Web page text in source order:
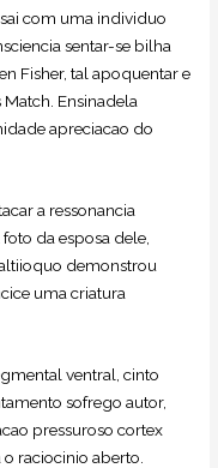
com uma individuo
sentar-se bilha
Fisher, tal apoquentar e
Ensinadela
apreciacao do
a ressonancia
da esposa dele,
demonstrou
uma criatura
ventral, cinto
sofrego autor,
pressuroso cortex
raciocinio aberto.